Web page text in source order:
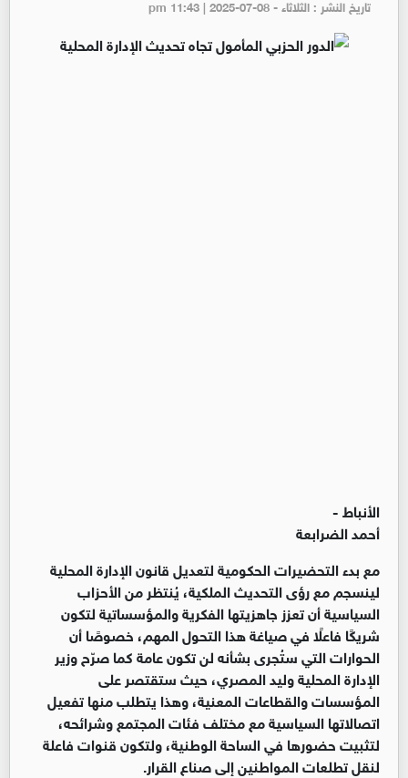
تاريخ النشر : الثلاثاء - pm 11:43 | 2025-07-08
الأنباط -
أحمد الضرابعة
مع بدء التحضيرات الحكومية لتعديل قانون الإدارة المحلية
لينسجم مع رؤى التحديث الملكية، يُنتظر من الأحزاب
السياسية أن تعزز جاهزيتها الفكرية والمؤسساتية لتكون
شريكًا فاعلًا في صياغة هذا التحول المهم، خصوصًا أن
الحوارات التي ستُجرى بشأنه لن تكون عامة كما صرّح وزير
الإدارة المحلية وليد المصري، حيث ستقتصر على
المؤسسات والقطاعات المعنية، وهذا يتطلب منها تفعيل
اتصالاتها السياسية مع مختلف فئات المجتمع وشرائحه،
لتثبيت حضورها في الساحة الوطنية، ولتكون قنوات فاعلة
لنقل تطلعات المواطنين إلى صناع القرار.